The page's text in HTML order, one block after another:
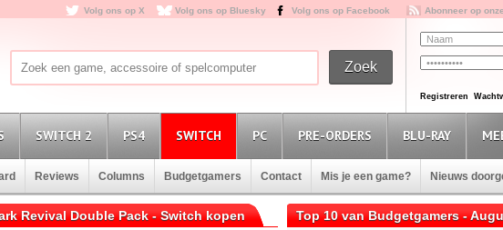
Volg ons op X Volg ons op Bluesky Volg ons op Facebook Abonneer op
Registreren
SWITCH 2 PS4 SWITCH PC PRE-ORDERS BLU-RAY
Reviews Columns Budgetgamers Contact Mis je een game? Nieuws
Revival Double Pack - Switch kopen Top 10 van Budgetgamers -